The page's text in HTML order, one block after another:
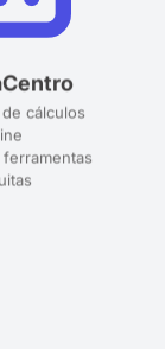
cálculos